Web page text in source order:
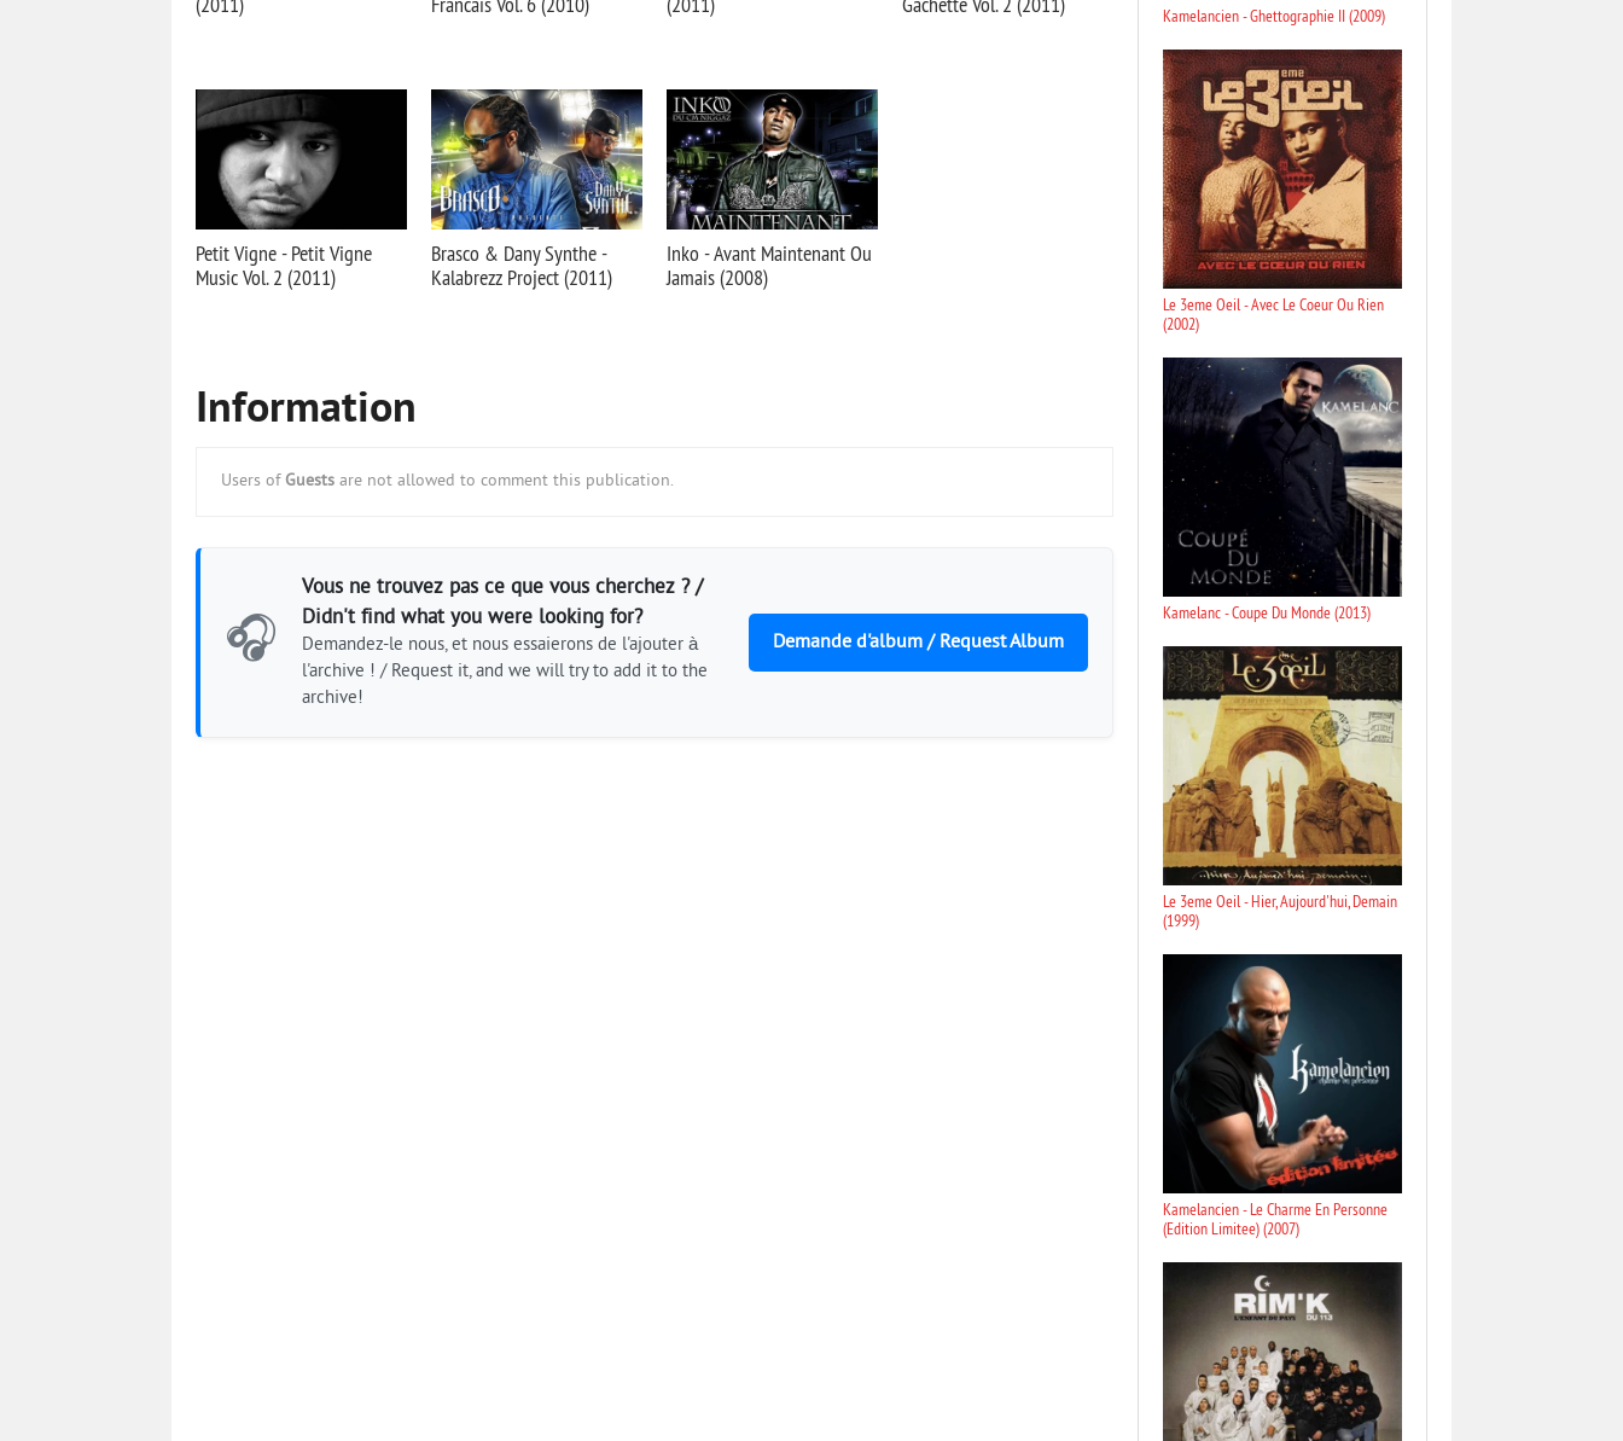
Petit Vigne - Petit Vigne
Music Vol. 2 (2011)
Brasco & Dany Synthe -
Kalabrezz Project (2011)
Inko - Avant Maintenant Ou
Jamais (2008)
Information
Users of Guests are not allowed to comment this publication.
🎧
Vous ne trouvez pas ce que vous cherchez ? /
Didn't find what you were looking for?
Demandez-le nous, et nous essaierons de l'ajouter à
l'archive ! / Request it, and we will try to add it to the
archive!
Demande d'album / Request Album
Kamelancien - Ghettographie II (2009)
Le 3eme Oeil - Avec Le Coeur Ou Rien
(2002)
Kamelanc - Coupe Du Monde (2013)
Le 3eme Oeil - Hier, Aujourd'hui, Demain
(1999)
Kamelancien - Le Charme En Personne
(Edition Limitee) (2007)